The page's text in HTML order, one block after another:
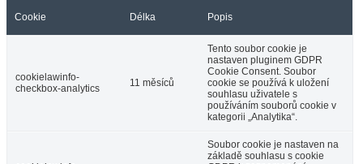
Cookie Délka Popis
cookielawinfo-
checkbox-analytics
11 měsíců
Tento soubor cookie je
nastaven pluginem GDPR
Cookie Consent. Soubor
cookie se používá k uložení
souhlasu uživatele s
používáním souborů cookie v
kategorii „Analytika“.
Soubor cookie je nastaven na
základě souhlasu s cookie